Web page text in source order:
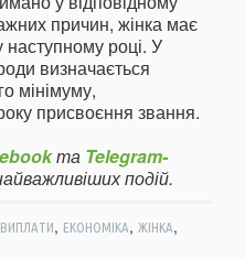
причин, жінка має
році. У
визначається
мінімуму,
присвоєння звання.
та Telegram-
подій.
ВИПЛАТИ, ЕКОНОМІКА, ЖІНКА,